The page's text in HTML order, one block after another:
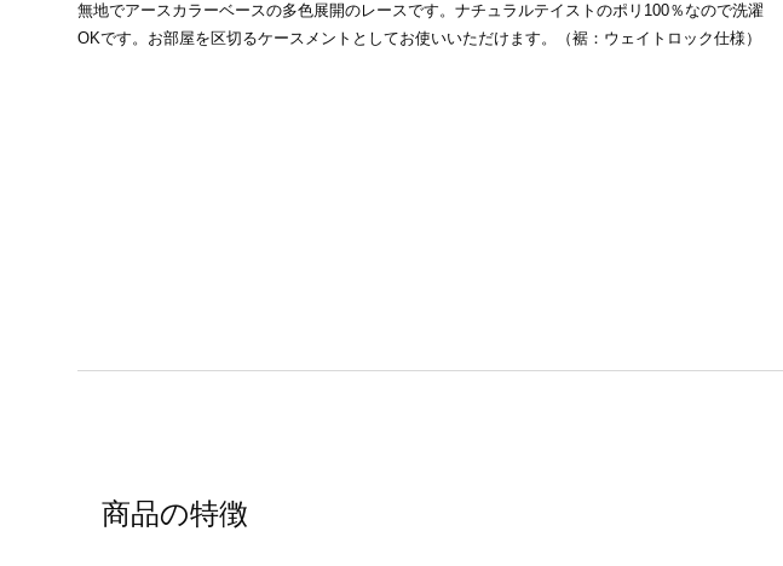
無地でアースカラーベースの多色展開のレースです。ナチュラルテイストのポリ100％なので洗濯
OKです。お部屋を区切るケースメントとしてお使いいただけます。（裾：ウェイトロック仕様）
商品の特徴